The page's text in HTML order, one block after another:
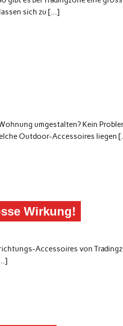
sich zu […]
umgestalten? Kein
Outdoor-Accessoires liegen
Wirkung!
Accessoires von